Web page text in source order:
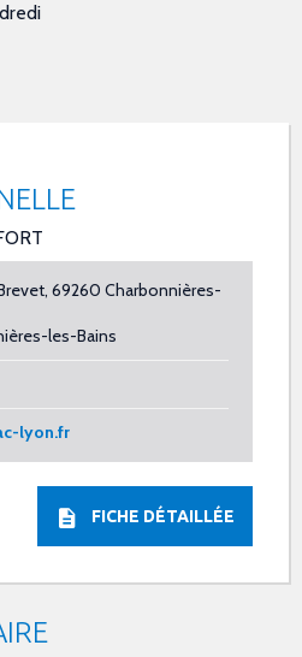
69260 Charbonnières-
les-Bains
lyon.fr
FICHE DÉTAILLÉE